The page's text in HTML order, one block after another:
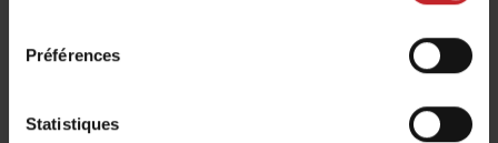
Préférences
Statistiques
L'ensemble des SingleKnife et DoubleKnife
sont faciles à installer sans avoir besoin